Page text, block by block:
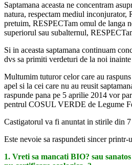
Saptamana aceasta ne concentram
natura, respectam mediul inconjurator,
pretuim, RESPECTam omul de langa
superiorul sau subalternul,
Si in aceasta saptamana continuam
dvs sa primiti verdeturi de la noi
Multumim tuturor celor care au
apel si la cei care nu au reusit
raspunde pana pe 5 aprilie 2014 vor
pentrul COSUL VERDE de Legume
Castigatorul va fi anuntat in stirile din
Este nevoie sa raspundeti sincer printr-
1. Vreti sa mancati BIO? sau